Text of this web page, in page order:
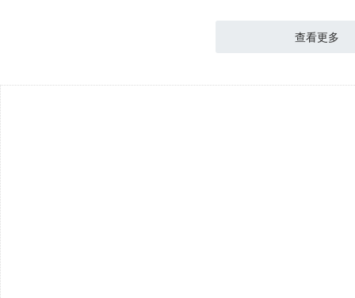
查看更多